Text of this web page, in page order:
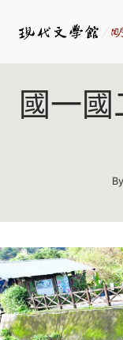
國一
By